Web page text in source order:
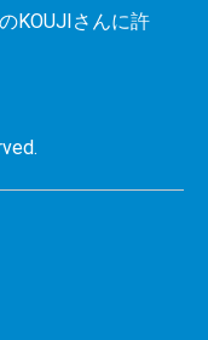
KOUJIさんに許